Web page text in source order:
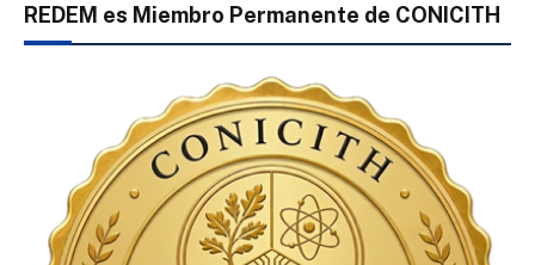
REDEM es Miembro Permanente de CONICITH